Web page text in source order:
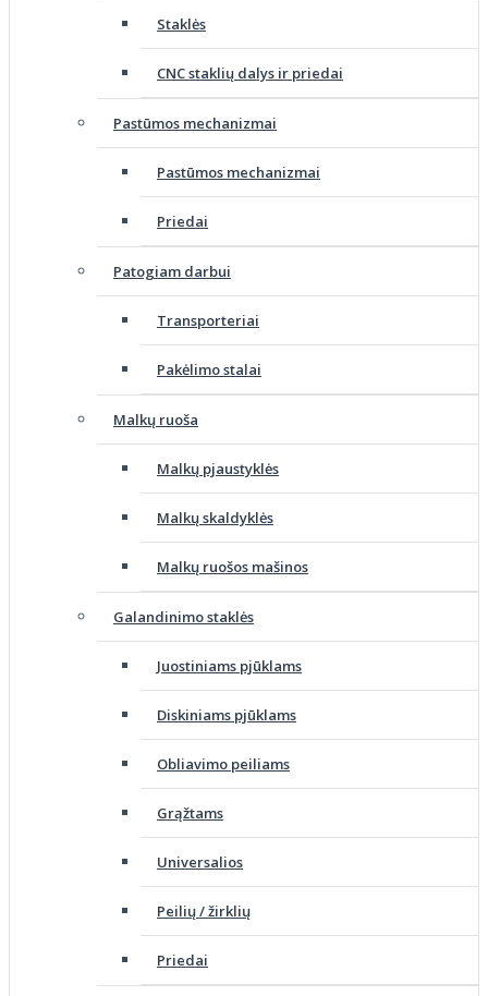
Staklės
CNC staklių dalys ir priedai
Pastūmos mechanizmai
Pastūmos mechanizmai
Priedai
Patogiam darbui
Transporteriai
Pakėlimo stalai
Malkų ruoša
Malkų pjaustyklės
Malkų skaldyklės
Malkų ruošos mašinos
Galandinimo staklės
Juostiniams pjūklams
Diskiniams pjūklams
Obliavimo peiliams
Grąžtams
Universalios
Peilių / žirklių
Priedai